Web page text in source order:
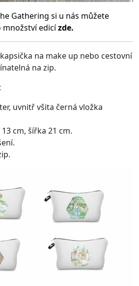
Gathering si u nás můžete
množství edicízde.
na make up nebo cestovní
na zip.
uvnitř všita černá vložka
cm, šířka 21 cm.